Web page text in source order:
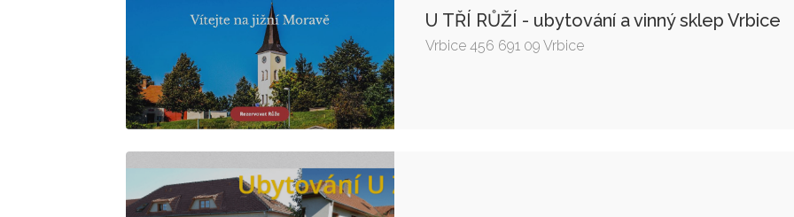
U TŘÍ RŮŽÍ - ubytování a vinný sklep Vrbice
Vrbice 456 691 09 Vrbice